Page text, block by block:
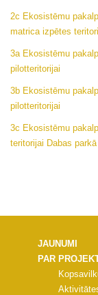
2c Ekosistēmu
matrica izpētes
3a Ekosistēmu
pilotteritorijai
3b Ekosistēmu
pilotteritorijai
3c Ekosistēmu
teritorijai Dabas parkā
JAUNUMI
PAR